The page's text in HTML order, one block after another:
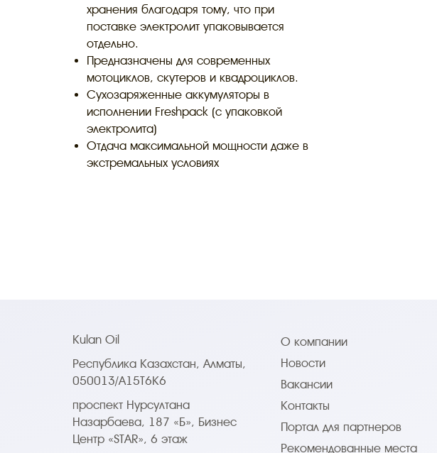
хранения благодаря тому, что при
поставке электролит упаковывается
отдельно.
Предназначены для современных
мотоциклов, скутеров и квадроциклов.
Сухозаряженные аккумуляторы в
исполнении Freshpack (с упаковкой
электролита)
Отдача максимальной мощности даже в
экстремальных условиях
Kulan Oil
Республика Казахстан, Алматы,
050013/A15T6K6
проспект Нурсултана
Назарбаева, 187 «Б», Бизнес
Центр «STAR», 6 этаж
О компании
Новости
Вакансии
Контакты
Портал для партнеров
Рекомендованные места